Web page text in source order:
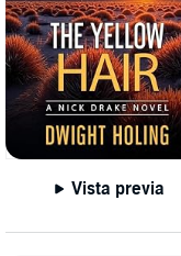
Vista previa